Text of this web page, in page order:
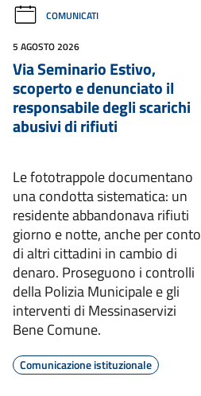
COMUNICATI
5 AGOSTO 2026
Via Seminario Estivo,
scoperto e denunciato il
responsabile degli scarichi
abusivi di rifiuti
Le fototrappole documentano
una condotta sistematica: un
residente abbandonava rifiuti
giorno e notte, anche per conto
di altri cittadini in cambio di
denaro. Proseguono i controlli
della Polizia Municipale e gli
interventi di Messinaservizi
Bene Comune.
Comunicazione istituzionale